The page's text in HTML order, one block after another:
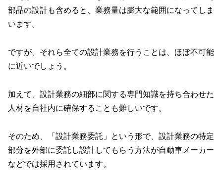
部品の設計も含めると、業務量は膨大な範囲になってしま
います。
ですが、それら全ての設計業務を行うことは、ほぼ不可能
に近いでしょう。
加えて、設計業務の細部に関する専門知識を持ち合わせた
人材を自社内に確保することも難しいです。
そのため、「設計業務委託」という形で、設計業務の特定
部分を外部に委託し設計してもらう方法が自動車メーカー
などでは採用されています。